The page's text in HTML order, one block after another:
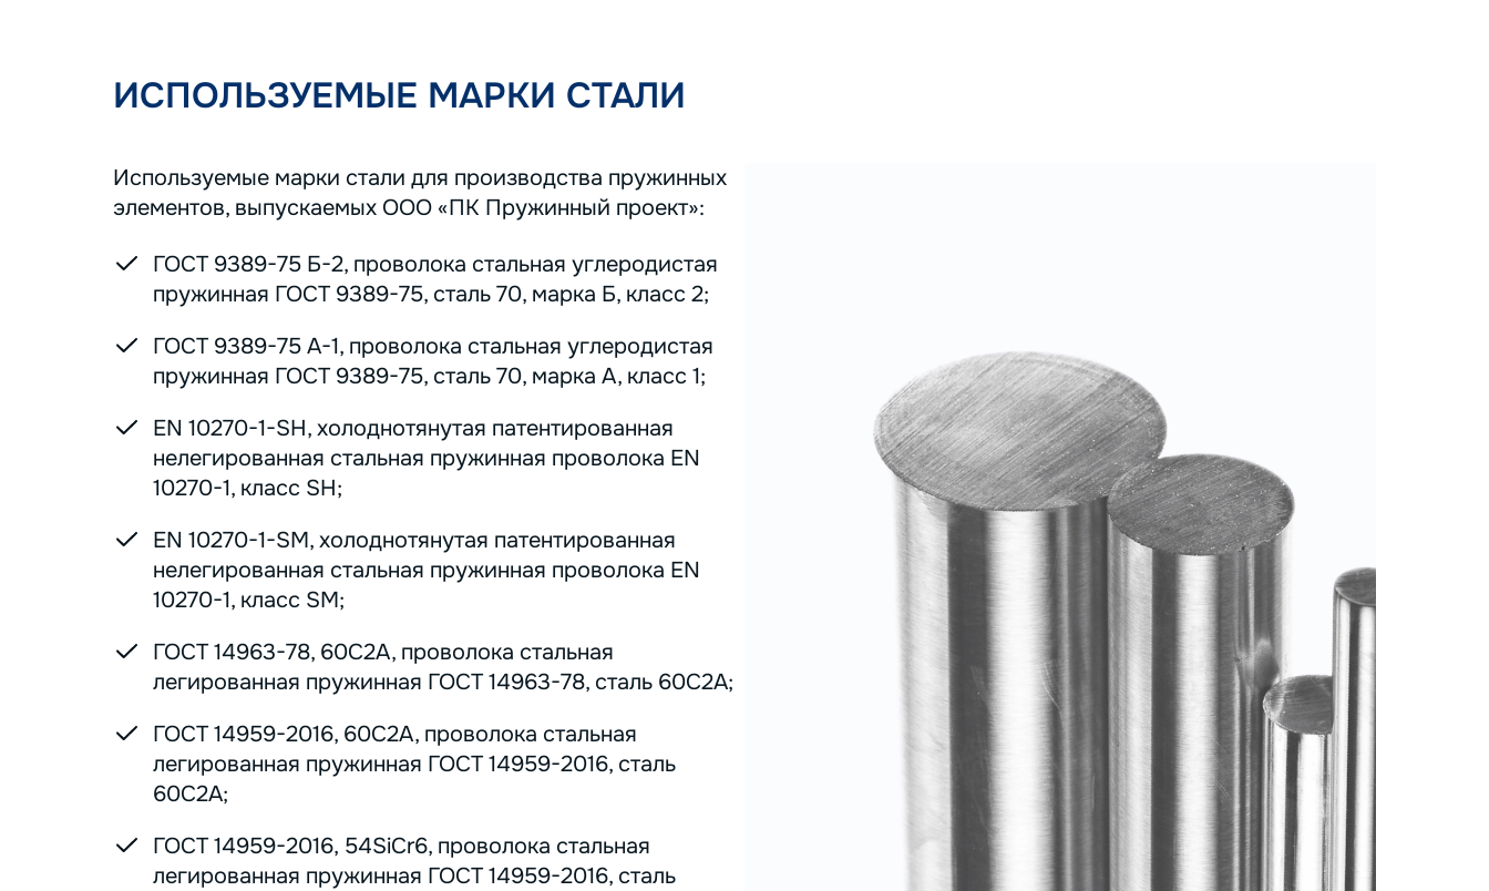
ИСПОЛЬЗУЕМЫЕ МАРКИ СТАЛИ
Используемые марки стали для производства пружинных
элементов, выпускаемых ООО «ПК Пружинный проект»:
ГОСТ 9389-75 Б-2, проволока стальная углеродистая
пружинная ГОСТ 9389-75, сталь 70, марка Б, класс 2;
ГОСТ 9389-75 А-1, проволока стальная углеродистая
пружинная ГОСТ 9389-75, сталь 70, марка А, класс 1;
EN 10270-1-SH, холоднотянутая патентированная
нелегированная стальная пружинная проволока EN
10270-1, класс SH;
EN 10270-1-SM, холоднотянутая патентированная
нелегированная стальная пружинная проволока EN
10270-1, класс SM;
ГОСТ 14963-78, 60С2А, проволока стальная
легированная пружинная ГОСТ 14963-78, сталь 60С2А;
ГОСТ 14959-2016, 60С2А, проволока стальная
легированная пружинная ГОСТ 14959-2016, сталь
60С2А;
ГОСТ 14959-2016, 54SiCr6, проволока стальная
легированная пружинная ГОСТ 14959-2016, сталь